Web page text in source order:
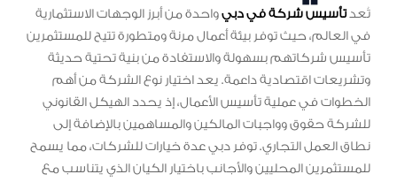
تُعدتأسيس شركة في دبيواحدة من أبرز الوجهات الاستثمارية
في العالم، حيث توفر بيئة أعمال مرنة ومتطورة تتيح للمستثمرين
تأسيس شركاتهم بسهولة والاستفادة من بنية تحتية حديثة
وتشريعات اقتصادية داعمة. يعد اختيار نوع الشركة من أهم
الخطوات في عملية تأسيس الأعمال، إذ يحدد الهيكل القانوني
للشركة حقوق وواجبات المالكين والمساهمين بالإضافة إلى
نطاق العمل التجاري. توفر دبي عدة خيارات للشركات، مما يسمح
للمستثمرين المحليين والأجانب باختيار الكيان الذي يتناسب مع